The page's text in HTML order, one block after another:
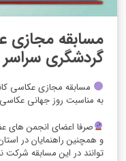
مسابقه مجازی
گردشگری
مسابقه مجازی عکاسی
به مناسبت روز جهانی عکاسی(۱۹ آگوست مصادف با ۲۸
صرفا اعضای انجمن های
و همچنین راهنمایان در
توانند در این مسابقه شرکت